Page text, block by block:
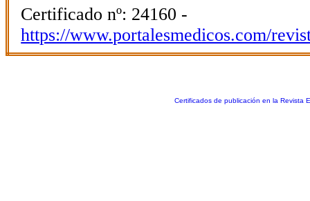
Certificado nº: 24160 -
https://www.portalesmedicos.com/
Certificados de publicación en la Revista